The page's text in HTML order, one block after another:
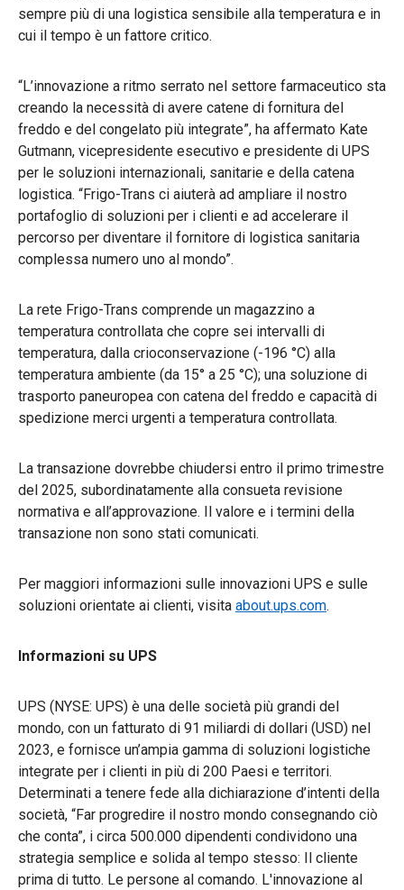
sempre più di una logistica sensibile alla temperatura e in
cui il tempo è un fattore critico.
“L’innovazione a ritmo serrato nel settore farmaceutico sta
creando la necessità di avere catene di fornitura del
freddo e del congelato più integrate”, ha affermato Kate
Gutmann, vicepresidente esecutivo e presidente di UPS
per le soluzioni internazionali, sanitarie e della catena
logistica. “Frigo-Trans ci aiuterà ad ampliare il nostro
portafoglio di soluzioni per i clienti e ad accelerare il
percorso per diventare il fornitore di logistica sanitaria
complessa numero uno al mondo”.
La rete Frigo-Trans comprende un magazzino a
temperatura controllata che copre sei intervalli di
temperatura, dalla crioconservazione (-196 °C) alla
temperatura ambiente (da 15° a 25 °C); una soluzione di
trasporto paneuropea con catena del freddo e capacità di
spedizione merci urgenti a temperatura controllata.
La transazione dovrebbe chiudersi entro il primo trimestre
del 2025, subordinatamente alla consueta revisione
normativa e all’approvazione. Il valore e i termini della
transazione non sono stati comunicati.
Per maggiori informazioni sulle innovazioni UPS e sulle
soluzioni orientate ai clienti, visita about.ups.com.
Informazioni su UPS
UPS (NYSE: UPS) è una delle società più grandi del
mondo, con un fatturato di 91 miliardi di dollari (USD) nel
2023, e fornisce un’ampia gamma di soluzioni logistiche
integrate per i clienti in più di 200 Paesi e territori.
Determinati a tenere fede alla dichiarazione d’intenti della
società, “Far progredire il nostro mondo consegnando ciò
che conta”, i circa 500.000 dipendenti condividono una
strategia semplice e solida al tempo stesso: Il cliente
prima di tutto. Le persone al comando. L'innovazione al